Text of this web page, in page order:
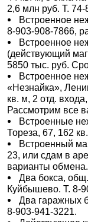
2,6 млн руб. Т.
Встроенное
8-903-908-7866,
Встроенное
(действующий
5850 тыс. руб.
Встроенное
«Незнайка»,
кв. м, 2 отд.
Рассмотрим все
Встроенные
Тореза, 67, 162
Встроенный
23, или сдам в
варианты
Два бокса,
Куйбышево. Т. 8-
Два гаражных
8-903-941-3221.